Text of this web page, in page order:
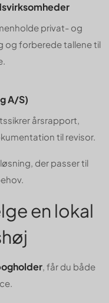
privat- og
og forberede tallene til
A/S)
årsrapport,
til revisor.
der passer til
en lokal
, får du både